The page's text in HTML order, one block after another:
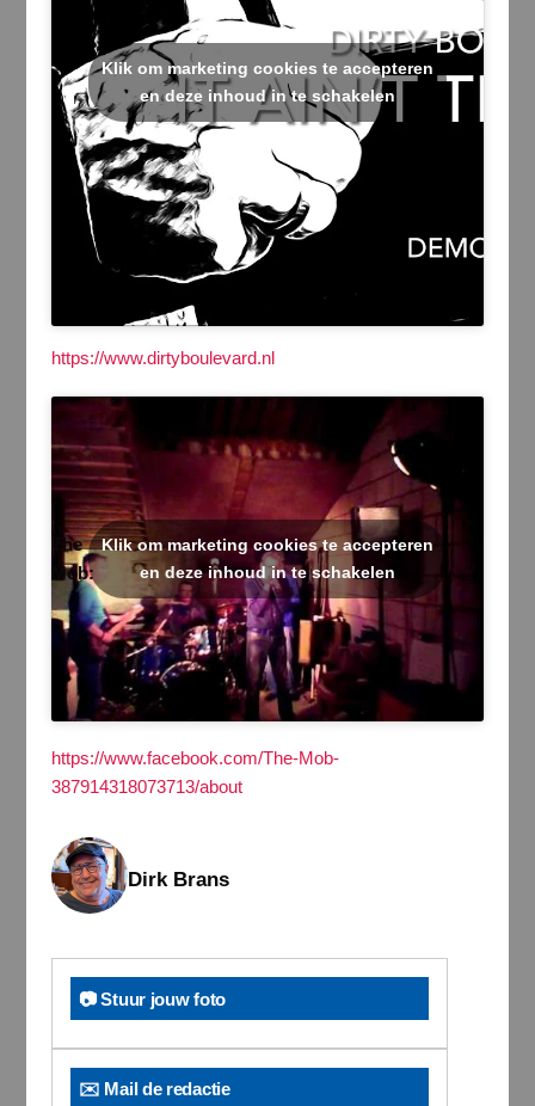
Klik om marketing cookies te accepteren
en deze inhoud in te schakelen
https://www.dirtyboulevard.nl
The
Mob:
Klik om marketing cookies te accepteren
en deze inhoud in te schakelen
https://www.facebook.com/The-Mob-
387914318073713/about
Dirk Brans
📷 Stuur jouw foto
✉️ Mail de redactie